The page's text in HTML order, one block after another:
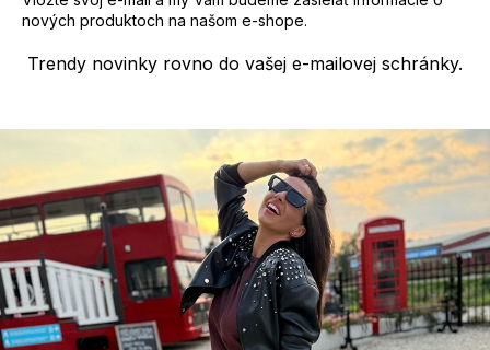
Trendy novinky rovno do vašej e-mailovej schránky.
nových produktoch na našom e-shope.